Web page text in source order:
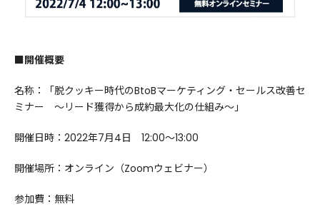
■開催概要
名称：「脱クッキー時代のBtoBマーケティング・セールス改善セ
ミナー ～リード獲得から成約最大化の仕組み～」
開催日時：2022年7月4日 12:00～13:00
開催場所：オンライン（Zoomウェビナー）
参加費：無料